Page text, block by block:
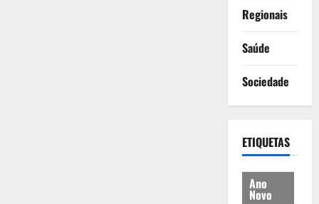
Regionais
Saúde
Sociedade
ETIQUETAS
Ano
Novo